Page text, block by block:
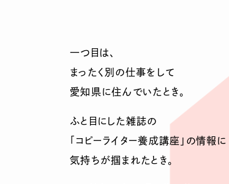
一つ目は、
まったく別の仕事をして
愛知県に住んでいたとき。
ふと目にした雑誌の
「コピーライター養成講座」の情報に
気持ちが掴まれたとき。